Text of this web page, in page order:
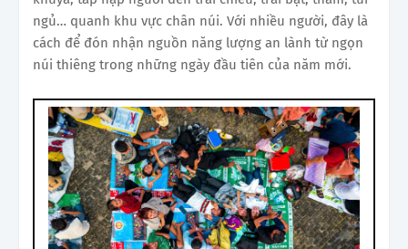
ngủ… quanh khu vực chân núi. Với nhiều người, đây là
cách để đón nhận nguồn năng lượng an lành từ ngọn
núi thiêng trong những ngày đầu tiên của năm mới.